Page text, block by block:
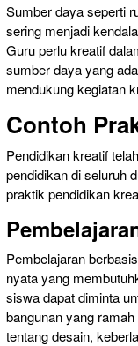
Sumber daya seperti
sering menjadi
Guru perlu kreatif
sumber daya yang
mendukung kegiatan
Contoh
Pendidikan kreatif
pendidikan di seluruh
praktik pendidikan
Pembelajaran
nyata yang
siswa dapat diminta
bangunan yang
tentang desain,